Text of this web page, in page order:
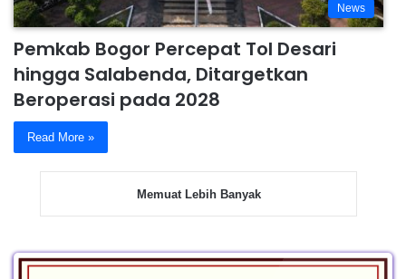
News
Pemkab Bogor Percepat Tol Desari
hingga Salabenda, Ditargetkan
Beroperasi pada 2028
Read More »
Memuat Lebih Banyak